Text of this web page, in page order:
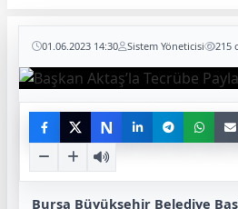
01.06.2023 14:30 Sistem Yöneticisi 215
N
Bursa Büyükşehir Belediye